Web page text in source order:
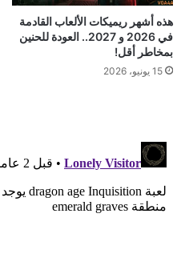
هذه أشهر ريميكات الألعاب القادمة
في 2026 و 2027.. العودة للحنين
بمخاطر أقل!
15 يونيو، 2026